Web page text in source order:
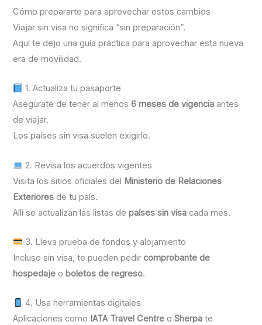
Cómo prepararte para aprovechar estos cambios
Viajar sin visa no significa “sin preparación”.
Aquí te dejo una guía práctica para aprovechar esta nueva
era de movilidad.
1. Actualiza tu pasaporte
Asegúrate de tener al menos6 meses de vigencia antes
de viajar.
Los países sin visa suelen exigirlo.
2. Revisa los acuerdos vigentes
Visita los sitios oficiales del Ministerio de Relaciones
Exteriores de tu país.
Allí se actualizan las listas depaíses sin visa cada mes.
3. Lleva prueba de fondos y alojamiento
Incluso sin visa, te pueden pedircomprobante de
hospedaje o boletos de regreso.
4. Usa herramientas digitales
Aplicaciones como IATA Travel Centre oSherpa te